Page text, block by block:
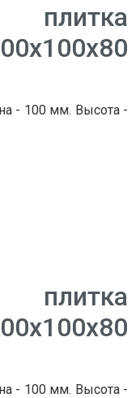
- 100 мм. Высота -
- 100 мм. Высота -